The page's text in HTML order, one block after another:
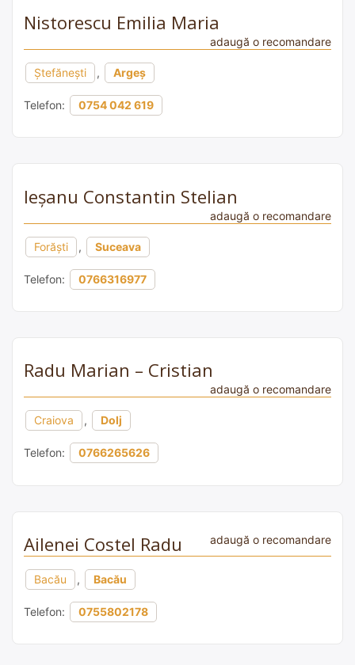
Nistorescu Emilia Maria
adaugă o recomandare
Ştefănești , Argeș
Telefon: 0754 042 619
Ieșanu Constantin Stelian
adaugă o recomandare
Forăşti , Suceava
Telefon: 0766316977
Radu Marian – Cristian
adaugă o recomandare
Craiova , Dolj
Telefon: 0766265626
Ailenei Costel Radu adaugă o recomandare
Bacău , Bacău
Telefon: 0755802178